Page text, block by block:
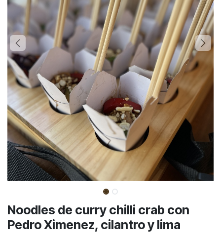
Noodles de curry chilli crab con
Pedro Ximenez, cilantro y lima